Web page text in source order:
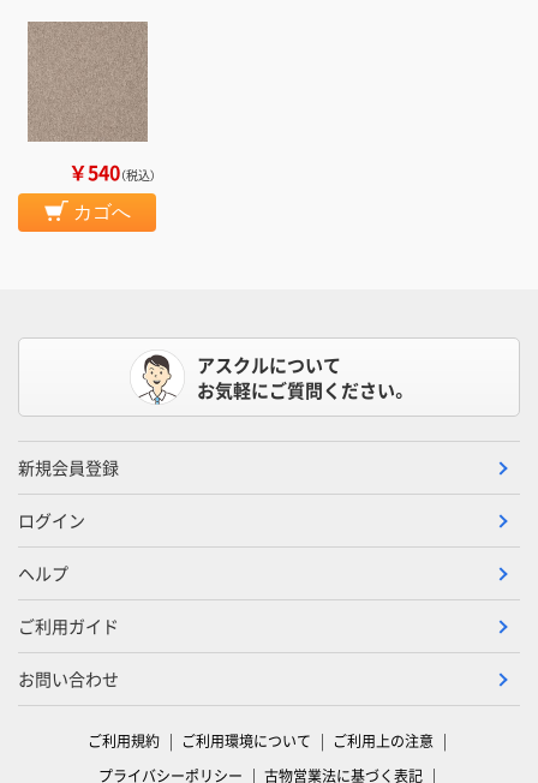
￥540（税込）
カゴへ
アスクルについて
お気軽にご質問ください。
新規会員登録
ログイン
ヘルプ
ご利用ガイド
お問い合わせ
ご利用規約 ご利用環境について
ご利用上の注意
プライバシーポリシー
古物営業法に基づく表記